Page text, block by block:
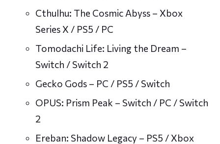
Cthulhu: The Cosmic Abyss – Xbox
Series X / PS5 / PC
Tomodachi Life: Living the Dream –
Switch / Switch 2
Gecko Gods – PC / PS5 / Switch
OPUS: Prism Peak – Switch / PC / Switch
2
Ereban: Shadow Legacy – PS5 / Xbox